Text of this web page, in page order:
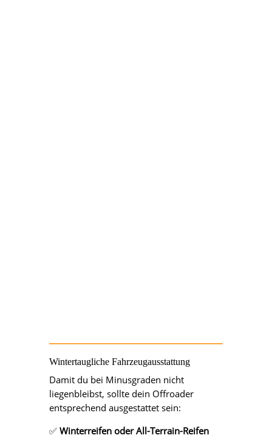
Wintertaugliche Fahrzeugausstattung
Damit du bei Minusgraden nicht
liegenbleibst, sollte dein Offroader
entsprechend ausgestattet sein:
✅ Winterreifen oder All-Terrain-Reifen